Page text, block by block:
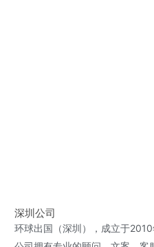
深圳公司
环球出国（深圳），成立于2010